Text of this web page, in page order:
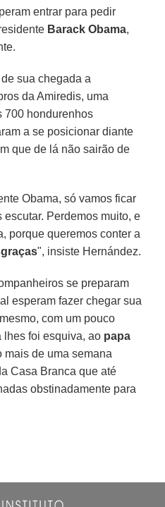
entrar para pedir
Barack Obama,
sua chegada a
da Amiredis, uma
700 hondurenhos
a se posicionar diante
que de lá não sairão de
Obama, só vamos ficar
Perdemos muito, e
porque queremos conter a
", insiste Hernández.
se preparam
esperam fazer chegar sua
com um pouco
lhes foi esquiva, ao papa
mais de uma semana
Casa Branca que até
obstinadamente para